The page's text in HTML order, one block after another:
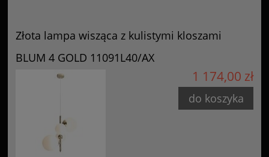
Złota lampa wisząca z kulistymi kloszami
BLUM 4 GOLD 11091L40/AX
1 174,00 zł
do koszyka